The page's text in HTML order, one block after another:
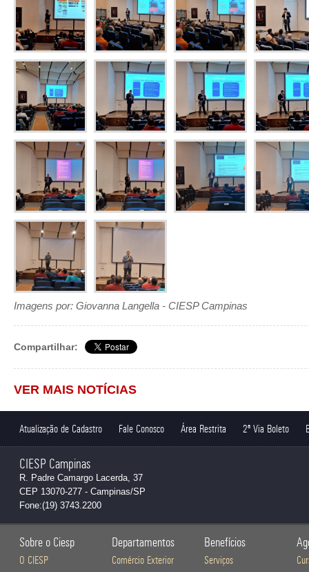
Imagens por: Giovanna Langella - CIESP Campinas
Compartilhar:
VER MAIS NOTÍCIAS
Atualização de Cadastro Fale Conosco Área Restrita 2ª Via Boleto
CIESP Campinas
R. Padre Camargo Lacerda, 37
CEP 13070-277 - Campinas/SP
Fone:(19) 3743.2200
Sobre o Ciesp
O CIESP
Departamentos
Comércio Exterior
Benefícios
Serviços